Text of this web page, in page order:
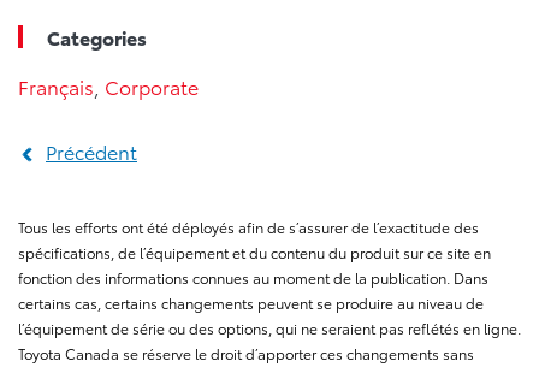
Categories
Français Corporate
Précédent
Tous les efforts ont été déployés afin de s’assurer de l’exactitude des
spécifications, de l’équipement et du contenu du produit sur ce site en
fonction des informations connues au moment de la publication. Dans
certains cas, certains changements peuvent se produire au niveau de
l’équipement de série ou des options, qui ne seraient pas reflétés en ligne.
Toyota Canada se réserve le droit d’apporter ces changements sans